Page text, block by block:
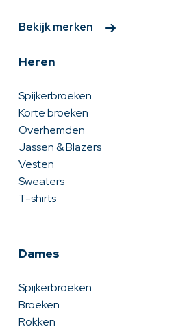
Bekijk merken
Heren
Spijkerbroeken
Korte broeken
Overhemden
Jassen & Blazers
Vesten
Sweaters
T-shirts
Dames
Spijkerbroeken
Broeken
Rokken